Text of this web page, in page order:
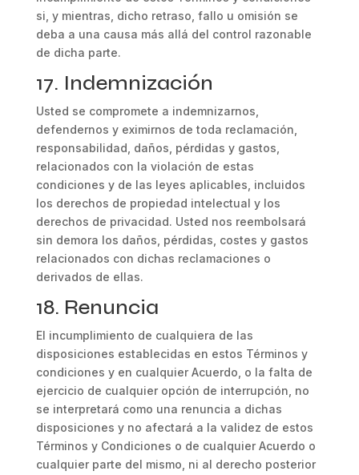
si, y mientras, dicho retraso, fallo u omisión se
deba a una causa más allá del control razonable
de dicha parte.
17. Indemnización
Usted se compromete a indemnizarnos,
defendernos y eximirnos de toda reclamación,
responsabilidad, daños, pérdidas y gastos,
relacionados con la violación de estas
condiciones y de las leyes aplicables, incluidos
los derechos de propiedad intelectual y los
derechos de privacidad. Usted nos reembolsará
sin demora los daños, pérdidas, costes y gastos
relacionados con dichas reclamaciones o
derivados de ellas.
18. Renuncia
El incumplimiento de cualquiera de las
disposiciones establecidas en estos Términos y
condiciones y en cualquier Acuerdo, o la falta de
ejercicio de cualquier opción de interrupción, no
se interpretará como una renuncia a dichas
disposiciones y no afectará a la validez de estos
Términos y Condiciones o de cualquier Acuerdo o
cualquier parte del mismo, ni al derecho posterior